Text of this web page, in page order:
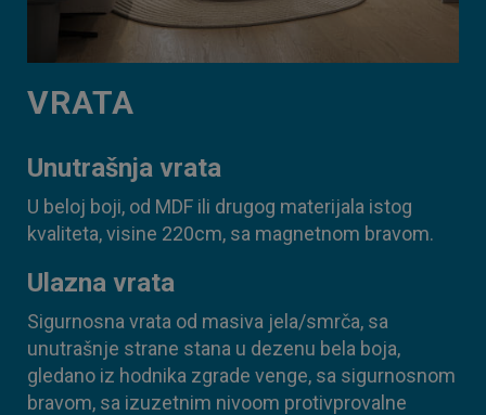
VRATA
Unutrašnja vrata
U beloj boji, od MDF ili drugog materijala istog
kvaliteta, visine 220cm, sa magnetnom bravom.
Ulazna vrata
Sigurnosna vrata od masiva jela/smrča, sa
unutrašnje strane stana u dezenu bela boja,
gledano iz hodnika zgrade venge, sa sigurnosnom
bravom, sa izuzetnim nivoom protivprovalne